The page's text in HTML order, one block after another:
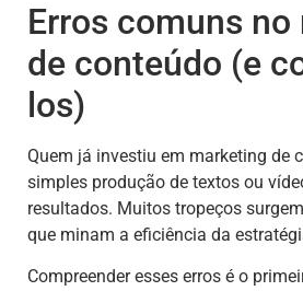
Erros comuns
de conteúdo (e
los)
Quem já investiu em marketing de
simples produção de textos ou
resultados. Muitos tropeços
que minam a eficiência da
Compreender esses erros é o